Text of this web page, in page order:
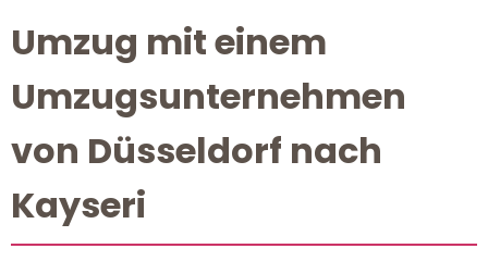
Umzug mit einem
Umzugsunternehmen
von Düsseldorf nach
Kayseri